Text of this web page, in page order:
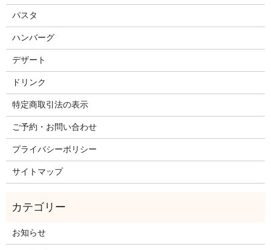
パスタ
ハンバーグ
デザート
ドリンク
特定商取引法の表示
ご予約・お問い合わせ
プライバシーポリシー
サイトマップ
お知らせ